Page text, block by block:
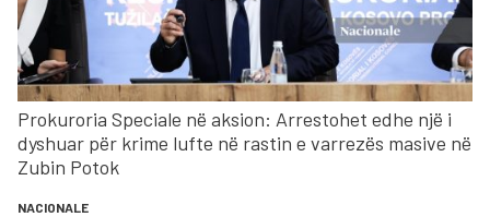
Prokuroria Speciale në aksion: Arrestohet edhe një i
dyshuar për krime lufte në rastin e varrezës masive në
Zubin Potok
NACIONALE